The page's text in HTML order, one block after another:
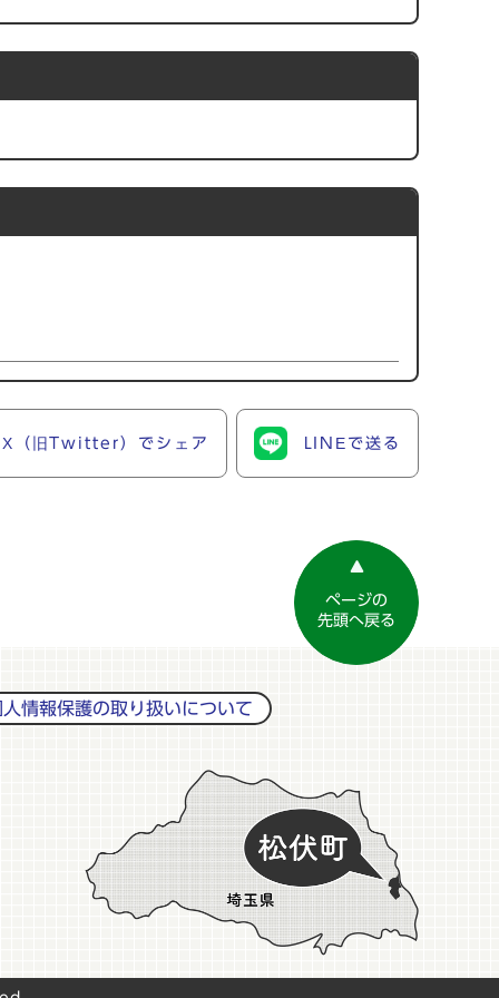
X（旧Twitter）でシェア LINEで送る
ページの
先頭へ戻る
人情報保護の取り扱いについて